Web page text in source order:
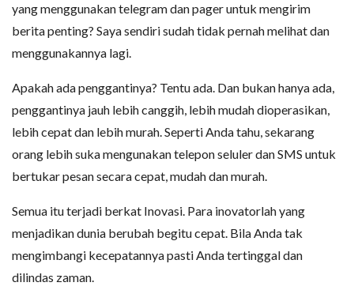
yang menggunakan telegram dan pager untuk mengirim
berita penting? Saya sendiri sudah tidak pernah melihat dan
menggunakannya lagi.
Apakah ada penggantinya? Tentu ada. Dan bukan hanya ada,
penggantinya jauh lebih canggih, lebih mudah dioperasikan,
lebih cepat dan lebih murah. Seperti Anda tahu, sekarang
orang lebih suka mengunakan telepon seluler dan SMS untuk
bertukar pesan secara cepat, mudah dan murah.
Semua itu terjadi berkat Inovasi. Para inovatorlah yang
menjadikan dunia berubah begitu cepat. Bila Anda tak
mengimbangi kecepatannya pasti Anda tertinggal dan
dilindas zaman.